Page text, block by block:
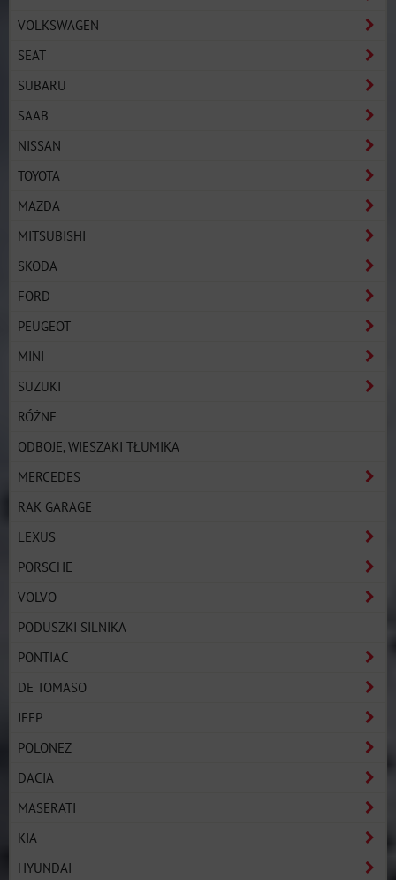
VOLKSWAGEN
SEAT
SUBARU
SAAB
NISSAN
TOYOTA
MAZDA
MITSUBISHI
SKODA
FORD
PEUGEOT
MINI
SUZUKI
RÓŻNE
ODBOJE, WIESZAKI TŁUMIKA
MERCEDES
RAK GARAGE
LEXUS
PORSCHE
VOLVO
PODUSZKI SILNIKA
PONTIAC
DE TOMASO
JEEP
POLONEZ
DACIA
MASERATI
KIA
HYUNDAI